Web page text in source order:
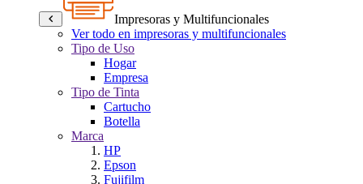
Impresoras y Multifuncionales
Ver todo en impresoras y multifuncionales
Tipo de Uso
Hogar
Empresa
Tipo de Tinta
Cartucho
Botella
Marca
HP
Epson
Fujifilm